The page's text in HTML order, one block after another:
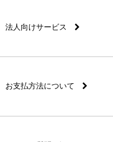
法人向けサービス
お支払方法について